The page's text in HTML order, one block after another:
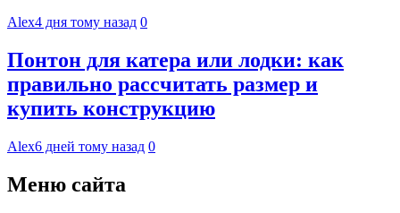
Alex4 дня тому назад 0
Понтон для катера или лодки: как
правильно рассчитать размер и
купить конструкцию
Alex6 дней тому назад 0
Меню сайта